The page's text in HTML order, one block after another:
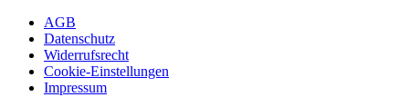
AGB
Datenschutz
Widerrufsrecht
Cookie-Einstellungen
Impressum